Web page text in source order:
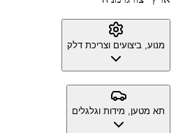
מנוע, ביצועים וצריכת דלק
תא מטען, מידות וגלגלים